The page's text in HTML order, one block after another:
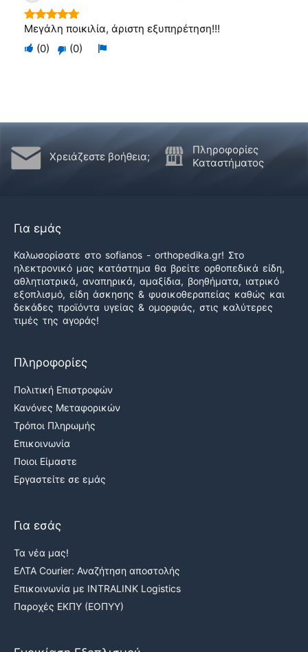
5out of 5
Μεγάλη ποικιλία, άριστη εξυπηρέτηση!!!
Ψηφίστε
ήταν
χρήσιμο
(0)
Ψηφίστε
δεν
χρήσιμο
(0)
Flag
Χρειάζεστε βοήθεια;
Πληροφορίες
Καταστήματος
Για εμάς
Καλωσορίσατε στο sofianos - orthopedika.gr! Στο
ηλεκτρονικό μας κατάστημα θα βρείτε ορθοπεδικά είδη,
αθλητιατρικά, αναπηρικά, αμαξίδια, βοηθήματα, ιατρικό
εξοπλισμό, είδη άσκησης & φυσικοθεραπείας καθώς και
δεκάδες προϊόντα υγείας & ομορφιάς, στις καλύτερες
τιμές της αγοράς!
Πληροφορίες
Πολιτική Επιστροφών
Κανόνες Μεταφορικών
Τρόποι Πληρωμής
Επικοινωνία
Ποιοι Είμαστε
Εργαστείτε σε εμάς
Για εσάς
Τα νέα μας!
ΕΛΤΑ Courier: Αναζήτηση αποστολής
Επικοινωνία με INTRALINK Logistics
Παροχές ΕΚΠΥ (ΕΟΠΥΥ)